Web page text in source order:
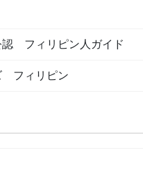
認 フィリピン人ガイド
フィリピン